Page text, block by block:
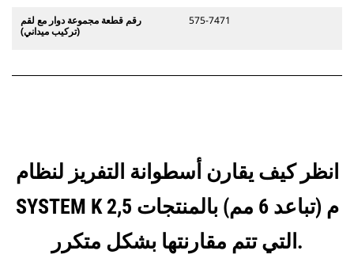
رقم قطعة مجموعة دوار مع لقم
(تركيب ميداني)
575-7471
انظر كيف يقارن أسطوانة التفريز لنظام
SYSTEM K 2,5 م (تباعد 6 مم) بالمنتجات
التي تتم مقارنتها بشكل متكرر.